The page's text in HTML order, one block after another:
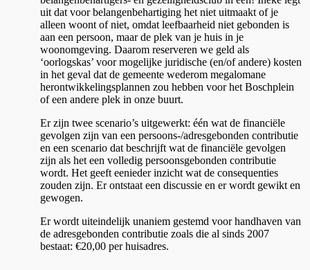
uit dat voor belangenbehartiging het niet uitmaakt of je
alleen woont of niet, omdat leefbaarheid niet gebonden is
aan een persoon, maar de plek van je huis in je
woonomgeving. Daarom reserveren we geld als
‘oorlogskas’ voor mogelijke juridische (en/of andere) kosten
in het geval dat de gemeente wederom megalomane
herontwikkelingsplannen zou hebben voor het Boschplein
of een andere plek in onze buurt.
Er zijn twee scenario’s uitgewerkt: één wat de financiële
gevolgen zijn van een persoons-/adresgebonden contributie
en een scenario dat beschrijft wat de financiële gevolgen
zijn als het een volledig persoonsgebonden contributie
wordt. Het geeft eenieder inzicht wat de consequenties
zouden zijn. Er ontstaat een discussie en er wordt gewikt en
gewogen.
Er wordt uiteindelijk unaniem gestemd voor handhaven van
de adresgebonden contributie zoals die al sinds 2007
bestaat: €20,00 per huisadres.